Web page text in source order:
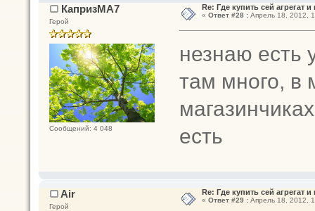
КапризМА7
Герой
Сообщений: 4 048
Re: Где купить сей агрегат
« Ответ #28 :Апрель 18, 2012,
незнаю есть
там много, в
есть
Air
Герой
Re: Где купить сей агрегат
« Ответ #29 :Апрель 18, 2012,